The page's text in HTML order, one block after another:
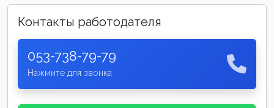
Контакты работодателя
053-738-79-79
Нажмите для звонка